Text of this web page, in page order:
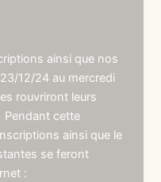
ainsi que nos
12/24 au mercredi
rouvriront leurs
Pendant cette
ainsi que le
se feront
: